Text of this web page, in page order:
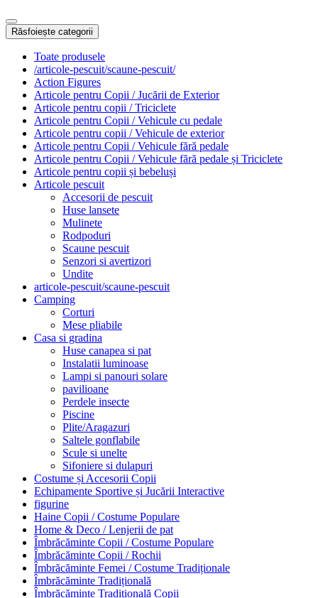
Răsfoiește categorii
Toate produsele
/articole-pescuit/scaune-pescuit/
Action Figures
Articole pentru Copii / Jucării de Exterior
Articole pentru copii / Triciclete
Articole pentru Copii / Vehicule cu pedale
Articole pentru copii / Vehicule de exterior
Articole pentru Copii / Vehicule fără pedale
Articole pentru Copii / Vehicule fără pedale și Triciclete
Articole pentru copii și bebeluși
Articole pescuit
Accesorii de pescuit
Huse lansete
Mulinete
Rodpoduri
Scaune pescuit
Senzori si avertizori
Undite
articole-pescuit/scaune-pescuit
Camping
Corturi
Mese pliabile
Casa si gradina
Huse canapea si pat
Instalatii luminoase
Lampi si panouri solare
pavilioane
Perdele insecte
Piscine
Plite/Aragazuri
Saltele gonflabile
Scule si unelte
Sifoniere si dulapuri
Costume și Accesorii Copii
Echipamente Sportive și Jucării Interactive
figurine
Haine Copii / Costume Populare
Home & Deco / Lenjerii de pat
Îmbrăcăminte Copii / Costume Populare
Îmbrăcăminte Copii / Rochii
Îmbrăcăminte Femei / Costume Tradiționale
Îmbrăcăminte Tradițională
Îmbrăcăminte Tradițională Copii